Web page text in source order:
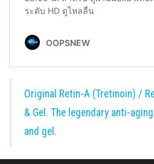
Original Retin-A (Tretinoin) /
& Gel. The legendary anti-
and gel.